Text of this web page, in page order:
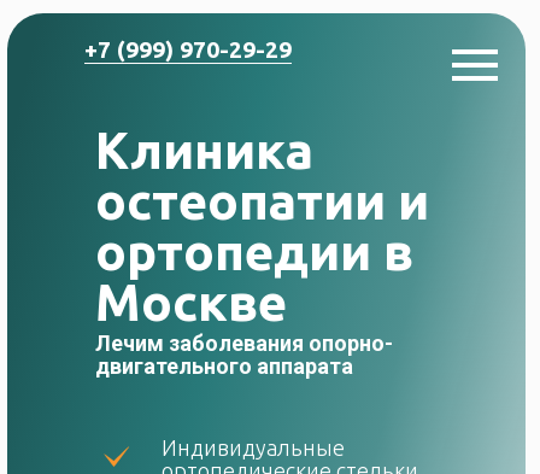
Лечим заболевания опорно-
двигательного аппарата
Индивидуальные
Клиника
остеопатии и
ортопедии в
Москве
+7 (999) 970-29-29